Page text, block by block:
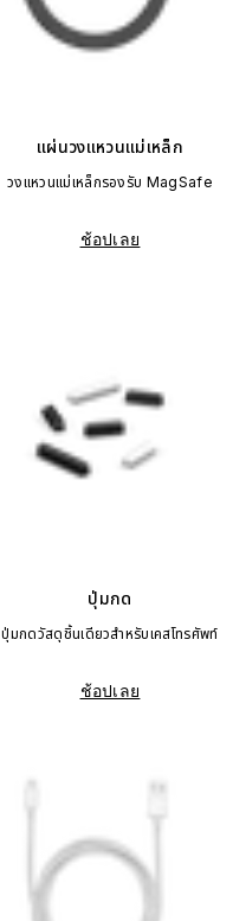
แผ่นวงแหวนแม่เหล็ก
วงแหวนแม่เหล็กรองรับ MagSafe
ช้อปเลย
ปุ่มกด
ปุ่มกดวัสดุชิ้นเดียวสำหรับเคสโทรศัพท์
ช้อปเลย